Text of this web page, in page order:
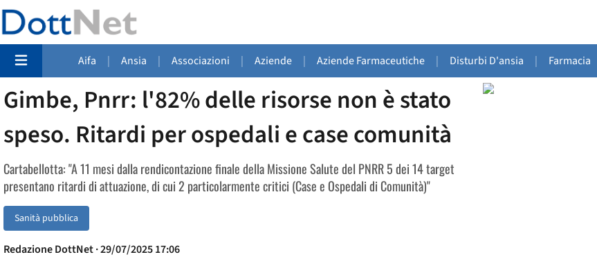
Aifa | Ansia | Associazioni | Aziende | Aziende Farmaceutiche | Disturbi D'ansia | Farmacia
Gimbe, Pnrr: l'82% delle risorse non è stato
speso. Ritardi per ospedali e case comunità
Cartabellotta: "A 11 mesi dalla rendicontazione finale della Missione Salute del PNRR 5 dei 14 target
presentano ritardi di attuazione, di cui 2 particolarmente critici (Case e Ospedali di Comunità)"
Sanità pubblica
Redazione DottNet · 29/07/2025 17:06